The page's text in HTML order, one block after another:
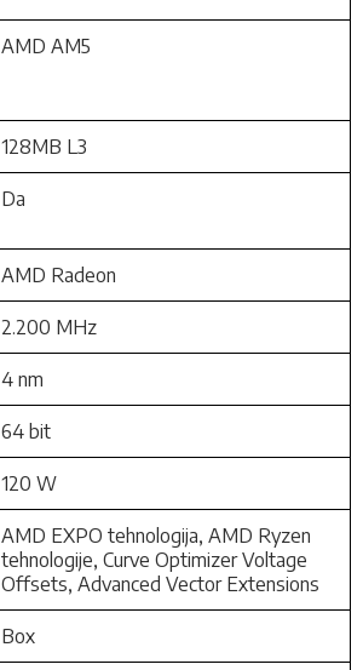
AMD AM5
128MB L3
Da
AMD Radeon
2.200 MHz
4 nm
64 bit
120 W
AMD EXPO tehnologija, AMD Ryzen
tehnologije, Curve Optimizer Voltage
Offsets, Advanced Vector Extensions
Box